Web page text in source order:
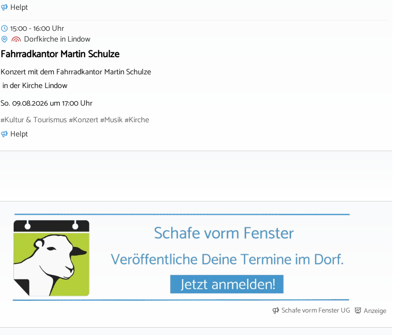
Helpt
15:00 - 16:00 Uhr
DorfkircheinLindow
Fahrradkantor Martin Schulze
Konzert mit dem Fahrradkantor Martin Schulze
in der Kirche Lindow
So. 09.08.2026 um 17:00 Uhr
#Kultur & Tourismus #Konzert #Musik #Kirche
Helpt
Schafe vorm Fenster UG Anzeige